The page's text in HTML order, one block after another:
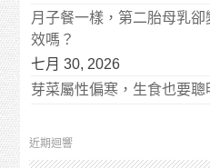
月子餐一樣，第二胎母乳
效嗎？
七月 30, 2026
芽菜屬性偏寒，生食也要聰
近期迴響